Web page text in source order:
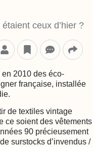
ceux d’hier ?
2010 des éco-
française, installée
de textiles vintage
ce soient des vêtements
90 précieusement
surstocks d’invendus /